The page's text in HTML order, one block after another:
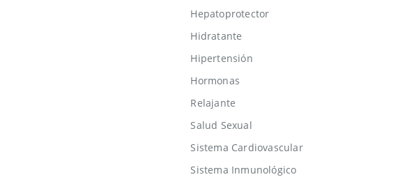
Hepatoprotector
Hidratante
Hipertensión
Hormonas
Relajante
Salud Sexual
Sistema Cardiovascular
Sistema Inmunológico